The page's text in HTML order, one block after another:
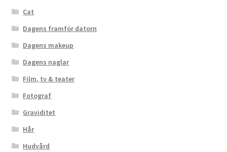
Cat
Dagens framför datorn
Dagens makeup
Dagens naglar
Film, tv & teater
Fotograf
Graviditet
Hår
Hudvård